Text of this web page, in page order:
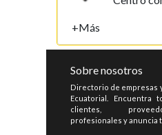
+Más
Sobre nosotros
Directorio de empresas
Ecuatorial. Encuentra
clientes,
profesionales y anuncia